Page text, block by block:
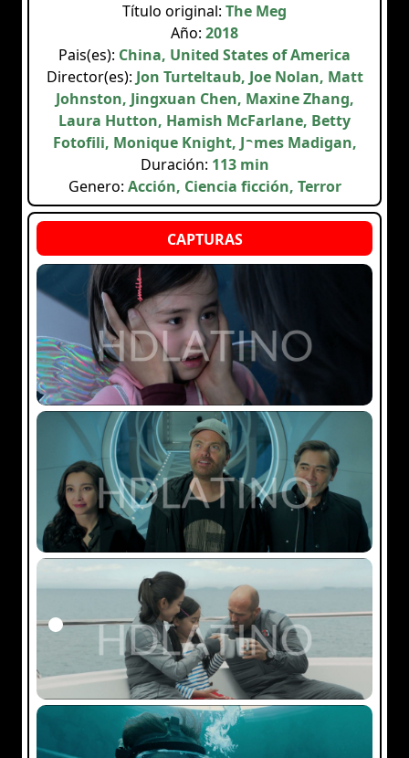
Título original: The Meg
Año: 2018
Pais(es): China, United States of America
Director(es): Jon Turteltaub, Joe Nolan, Matt
Johnston, Jingxuan Chen, Maxine Zhang,
Laura Hutton, Hamish McFarlane, Betty
Fotofili, Monique Knight, James Madigan,
Duración: 113 min
Genero: Acción, Ciencia ficción, Terror